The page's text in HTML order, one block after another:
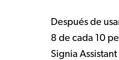
Después de
8 de cada 10
Signia